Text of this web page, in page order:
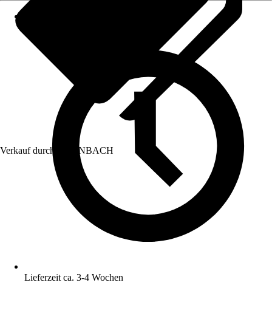
Verkauf durch: HORNBACH
Lieferzeit ca. 3-4 Wochen